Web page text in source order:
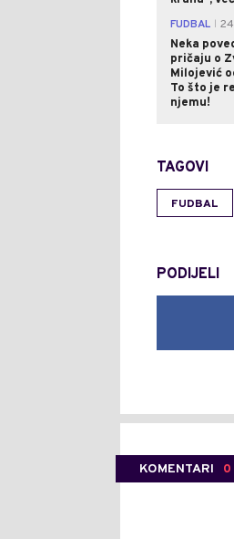
FUDBAL
Neka
pričaju o
Milojević
To što je
njemu!
TAGOVI
FUDBAL
PODIJELI
KOMENTARI 0